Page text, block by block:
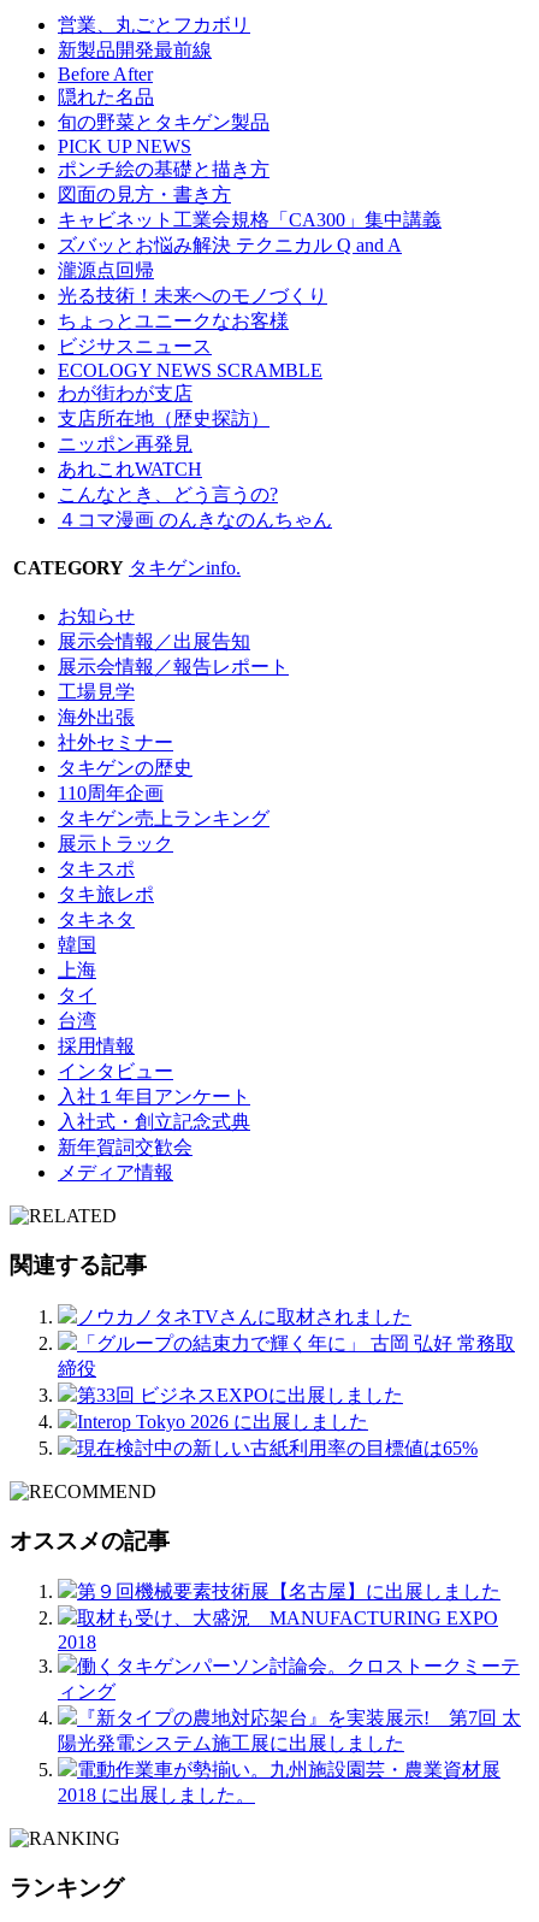
営業、丸ごとフカボリ
新製品開発最前線
Before After
隠れた名品
旬の野菜とタキゲン製品
PICK UP NEWS
ポンチ絵の基礎と描き方
図面の見方・書き方
キャビネット工業会規格「CA300」集中講義
ズバッとお悩み解決 テクニカル Q and A
瀧源点回帰
光る技術！未来へのモノづくり
ちょっとユニークなお客様
ビジサスニュース
ECOLOGY NEWS SCRAMBLE
わが街わが支店
支店所在地（歴史探訪）
ニッポン再発見
あれこれWATCH
こんなとき、どう言うの?
４コマ漫画 のんきなのんちゃん
CATEGORY タキゲンinfo.
お知らせ
展示会情報／出展告知
展示会情報／報告レポート
工場見学
海外出張
社外セミナー
タキゲンの歴史
110周年企画
タキゲン売上ランキング
展示トラック
タキスポ
タキ旅レポ
タキネタ
韓国
上海
タイ
台湾
採用情報
インタビュー
入社１年目アンケート
入社式・創立記念式典
新年賀詞交歓会
メディア情報
関連する記事
ノウカノタネTVさんに取材されました
「グループの結束力で輝く年に」 古岡 弘好 常務取
締役
第33回 ビジネスEXPOに出展しました
Interop Tokyo 2026 に出展しました
現在検討中の新しい古紙利用率の目標値は65%
オススメの記事
第９回機械要素技術展【名古屋】に出展しました
取材も受け、大盛況 MANUFACTURING EXPO
2018
働くタキゲンパーソン討論会。クロストークミーテ
ィング
『新タイプの農地対応架台』を実装展示! 第7回 太
陽光発電システム施工展に出展しました
電動作業車が勢揃い。九州施設園芸・農業資材展
2018 に出展しました。
ランキング